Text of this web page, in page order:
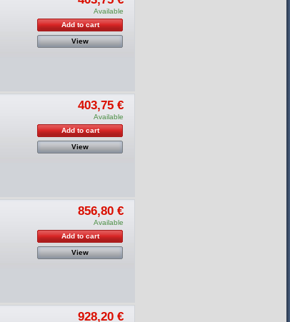
Available
Add to cart
View
403,75 €
Available
Add to cart
View
856,80 €
Available
Add to cart
View
928,20 €